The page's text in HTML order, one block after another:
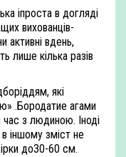
іпроста в догляді
вихованців-
активні вдень,
лише кілька разів
які
.Бородатие агами
з людиною. Іноді
в іншому зміст не
до30-60 см.